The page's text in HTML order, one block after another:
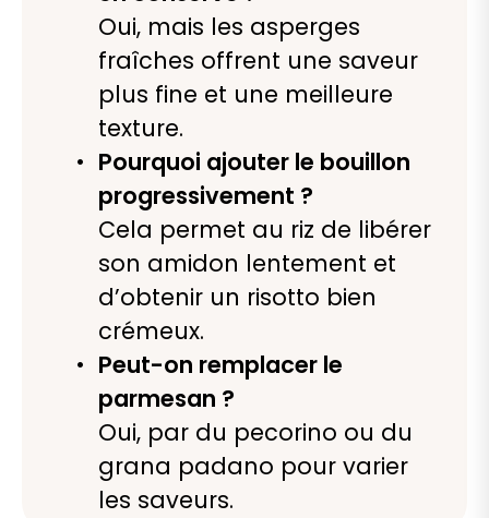
Oui, mais les asperges
fraîches offrent une saveur
plus fine et une meilleure
texture.
Pourquoi ajouter le bouillon
progressivement ?
Cela permet au riz de libérer
son amidon lentement et
d’obtenir un risotto bien
crémeux.
Peut-on remplacer le
parmesan ?
Oui, par du pecorino ou du
grana padano pour varier
les saveurs.